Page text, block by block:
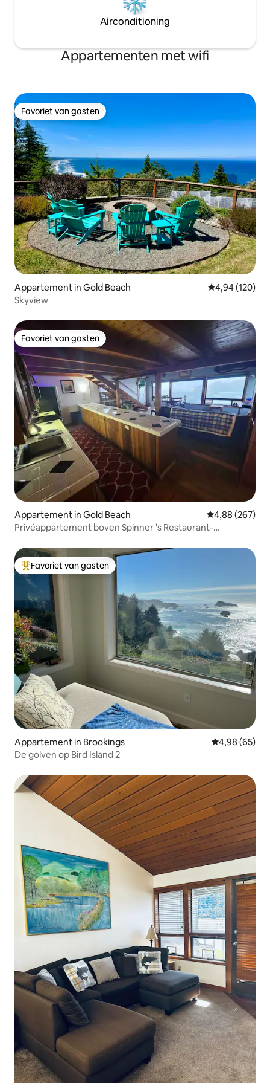
Airconditioning
Appartementen met wifi
Favoriet van gasten
Favoriet van gasten
Appartement in Gold Beach Gemiddelde
4,94 (120)
Skyview
Favoriet van gasten
Favoriet van gasten
Appartement in Gold Beach Gemiddelde
4,88 (267)
Privéappartement boven Spinner 's Restaurant-
Topfavoriet van gasten
Favoriet van gasten
Appartement in Brookings Gemiddelde
4,98 (65)
De golven op Bird Island 2